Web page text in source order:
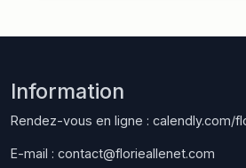
Information
Rendez-vous en ligne : calendly.com/
E-mail : contact@florieallenet.com